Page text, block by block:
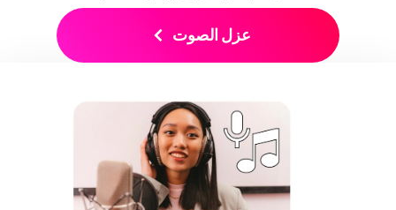
عزل الصوت